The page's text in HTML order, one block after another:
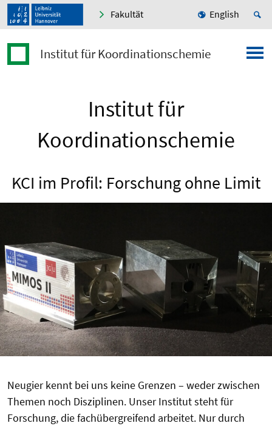
Fakultät English
Institut für Koordinationschemie
Institut für
Koordinationschemie
KCI im Profil: Forschung ohne Limit
Neugier kennt bei uns keine Grenzen – weder zwischen
Themen noch Disziplinen. Unser Institut steht für
Forschung, die fachübergreifend arbeitet. Nur durch